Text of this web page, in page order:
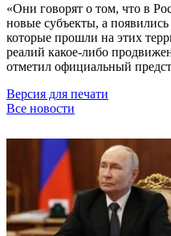
«Они говорят о том, что в
новые субъекты, а
которые прошли на этих
реалий какое-либо
отметил официальный
Версия для печати
Все новости